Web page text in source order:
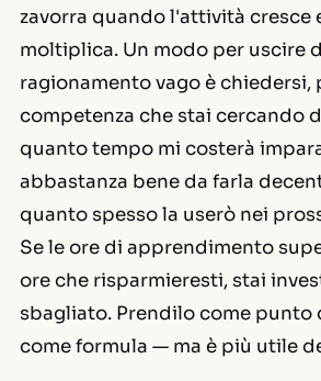
zavorra quando l'attività cresce
moltiplica. Un modo per uscire
ragionamento vago è chiedersi,
competenza che stai cercando
quanto tempo mi costerà
abbastanza bene da farla
quanto spesso la userò nei
Se le ore di apprendimento
ore che risparmieresti, stai
sbagliato. Prendilo come punto
come formula — ma è più utile